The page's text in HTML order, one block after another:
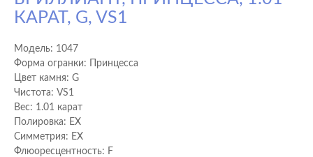
КАРАТ, G, VS1
Модель: 1047
Форма огранки: Принцесса
Цвет камня: G
Чистота: VS1
Вес: 1.01 карат
Полировка: EX
Cимметрия: EX
Флюоресцентность: F